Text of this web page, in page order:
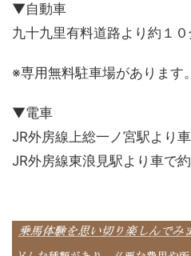
▼自動車
九十九里有料道路より約１０
※専用無料駐車場があります。
▼電車
JR外房線上総一ノ宮駅より
JR外房線東浪見駅より車で